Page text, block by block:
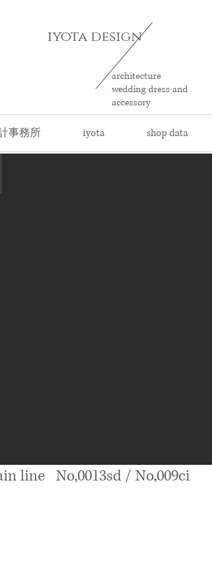
iyota design
architecture
wedding dress and
accessory
事務所 iyota shop data
line No,0013sd / No,009ci